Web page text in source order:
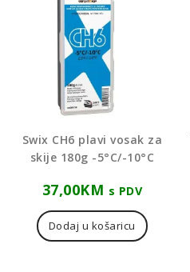
Swix CH6 plavi vosak za
skije 180g -5°C/-10°C
37,00KM s PDV
Dodaj u košaricu